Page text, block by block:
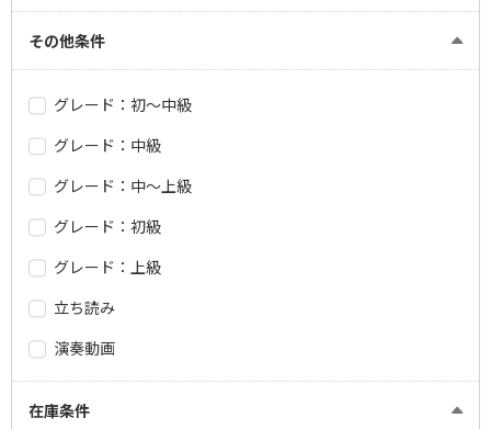
その他条件
グレード：初～中級
グレード：中級
グレード：中～上級
グレード：初級
グレード：上級
立ち読み
演奏動画
在庫条件